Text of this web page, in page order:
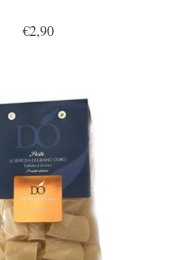
€2,90